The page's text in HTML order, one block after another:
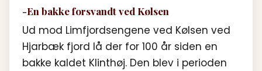
-En bakke forsvandt ved Kølsen
Ud mod Limfjordsengene ved Kølsen ved
Hjarbæk fjord lå der for 100 år siden en
bakke kaldet Klinthøj. Den blev i perioden